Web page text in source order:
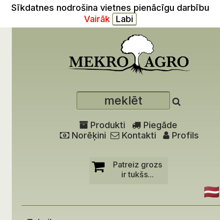
Sīkdatnes nodrošina vietnes pienācīgu darbību
Vairāk
Produkti
Piegāde
Norēķini
Kontakti Profils
Patreiz grozs
ir tukšs...